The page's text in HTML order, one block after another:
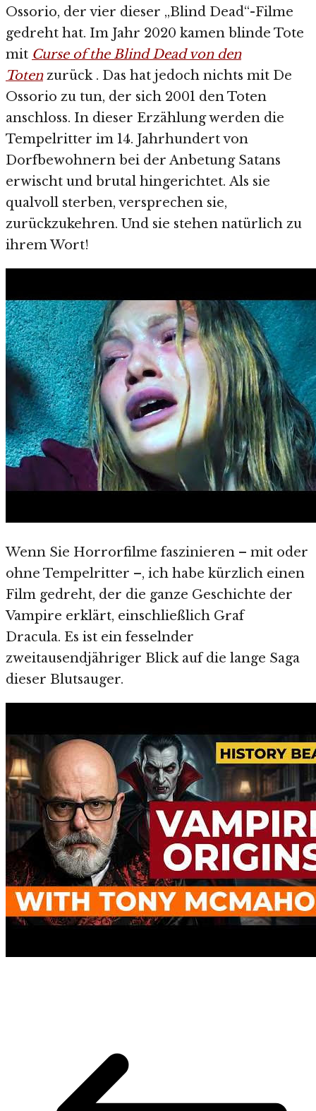
Ossorio, der vier dieser „Blind Dead“-Filme
gedreht hat. Im Jahr 2020 kamen blinde Tote
mit Curse of the Blind Dead von den
Totenzurück . Das hat jedoch nichts mit De
Ossorio zu tun, der sich 2001 den Toten
anschloss. In dieser Erzählung werden die
Tempelritter im 14. Jahrhundert von
Dorfbewohnern bei der Anbetung Satans
erwischt und brutal hingerichtet. Als sie
qualvoll sterben, versprechen sie,
zurückzukehren. Und sie stehen natürlich zu
ihrem Wort!
Wenn Sie Horrorfilme faszinieren – mit oder
ohne Tempelritter –, ich habe kürzlich einen
Film gedreht, der die ganze Geschichte der
Vampire erklärt, einschließlich Graf
Dracula. Es ist ein fesselnder
zweitausendjähriger Blick auf die lange Saga
dieser Blutsauger.